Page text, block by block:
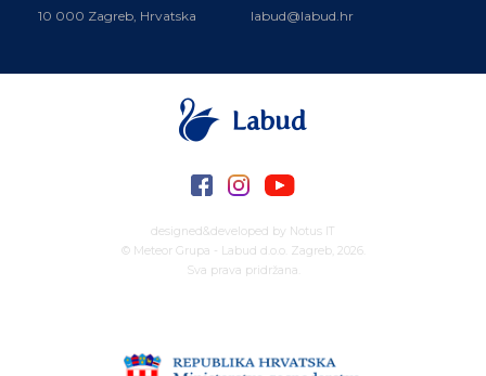
10 000 Zagreb, Hrvatska labud@labud.hr
designed&developed by Notus IT
© Meteor Grupa - Labud d.o.o. Zagreb, 2026.
Sva prava pridržana.